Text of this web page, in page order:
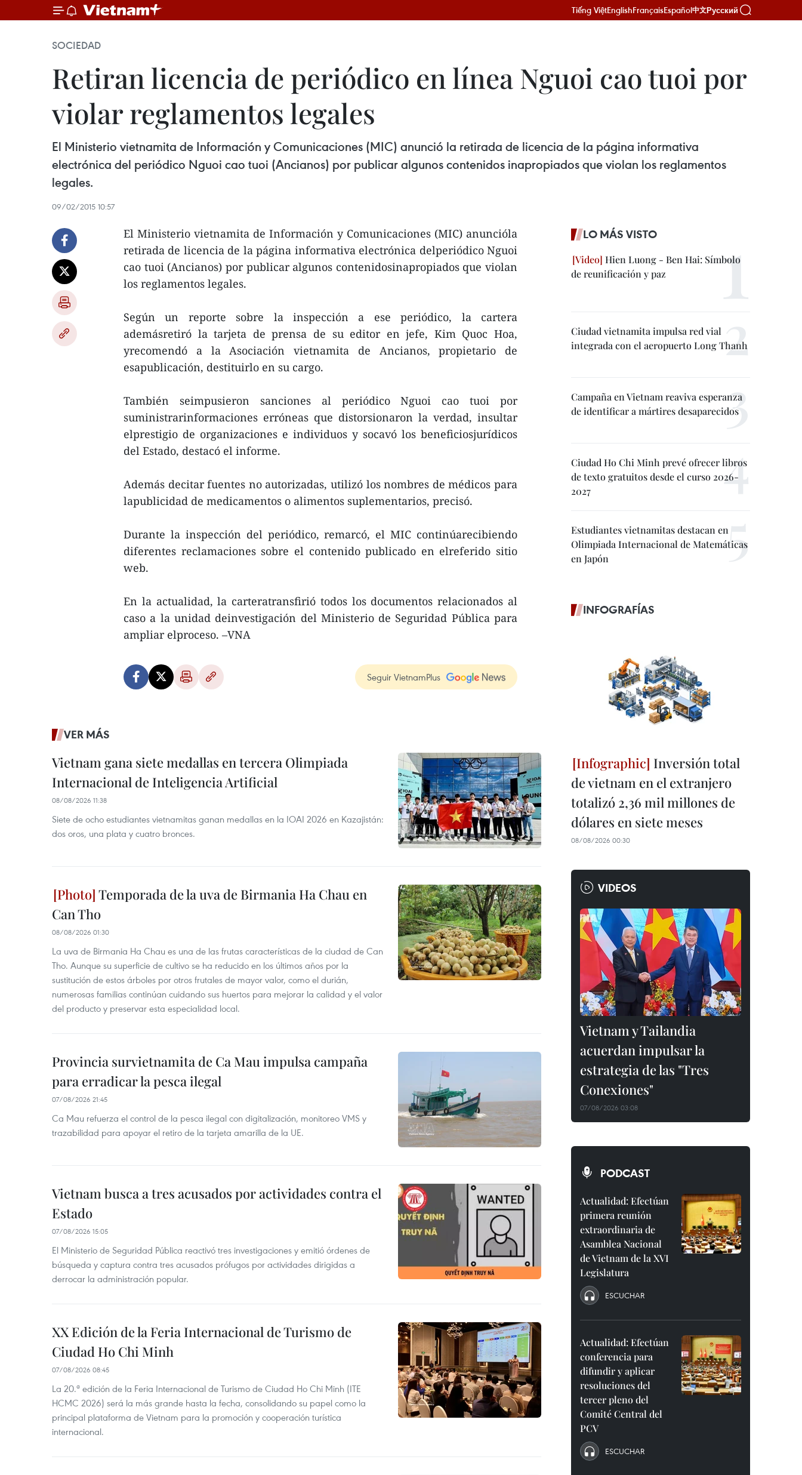
Tiếng ViệtEnglishFrançaisEspañol中文Русский
SOCIEDAD
Retiran licencia de periódico en línea Nguoi cao tuoi por
violar reglamentos legales
El Ministerio vietnamita de Información y Comunicaciones (MIC) anunció la retirada de licencia de la página informativa
electrónica del periódico Nguoi cao tuoi (Ancianos) por publicar algunos contenidos inapropiados que violan los reglamentos
legales.
09/02/2015 10:57
El Ministerio vietnamita de Información y Comunicaciones (MIC) anuncióla
retirada de licencia de la página informativa electrónica delperiódico Nguoi
cao tuoi (Ancianos) por publicar algunos contenidosinapropiados que violan
los reglamentos legales.
Según un reporte sobre la inspección a ese periódico, la cartera
ademásretiró la tarjeta de prensa de su editor en jefe, Kim Quoc Hoa,
yrecomendó a la Asociación vietnamita de Ancianos, propietario de
esapublicación, destituirlo en su cargo.
También seimpusieron sanciones al periódico Nguoi cao tuoi por
suministrarinformaciones erróneas que distorsionaron la verdad, insultar
elprestigio de organizaciones e individuos y socavó los beneficiosjurídicos
del Estado, destacó el informe.
Además decitar fuentes no autorizadas, utilizó los nombres de médicos para
lapublicidad de medicamentos o alimentos suplementarios, precisó.
Durante la inspección del periódico, remarcó, el MIC continúarecibiendo
diferentes reclamaciones sobre el contenido publicado en elreferido sitio
web.
En la actualidad, la carteratransfirió todos los documentos relacionados al
caso a la unidad deinvestigación del Ministerio de Seguridad Pública para
ampliar elproceso. –VNA
Seguir VietnamPlus
VER MÁS
Vietnam gana siete medallas en tercera Olimpiada
Internacional de Inteligencia Artificial
08/08/2026 11:38
Siete de ocho estudiantes vietnamitas ganan medallas en la IOAI 2026 en Kazajistán:
dos oros, una plata y cuatro bronces.
Temporada de la uva de Birmania Ha Chau en
Can Tho
08/08/2026 01:30
La uva de Birmania Ha Chau es una de las frutas características de la ciudad de Can
Tho. Aunque su superficie de cultivo se ha reducido en los últimos años por la
sustitución de estos árboles por otros frutales de mayor valor, como el durián,
numerosas familias continúan cuidando sus huertos para mejorar la calidad y el valor
del producto y preservar esta especialidad local.
Provincia survietnamita de Ca Mau impulsa campaña
para erradicar la pesca ilegal
07/08/2026 21:45
Ca Mau refuerza el control de la pesca ilegal con digitalización, monitoreo VMS y
trazabilidad para apoyar el retiro de la tarjeta amarilla de la UE.
Vietnam busca a tres acusados por actividades contra el
Estado
07/08/2026 15:05
El Ministerio de Seguridad Pública reactivó tres investigaciones y emitió órdenes de
búsqueda y captura contra tres acusados prófugos por actividades dirigidas a
derrocar la administración popular.
XX Edición de la Feria Internacional de Turismo de
Ciudad Ho Chi Minh
07/08/2026 08:45
La 20.ª edición de la Feria Internacional de Turismo de Ciudad Ho Chi Minh (ITE
HCMC 2026) será la más grande hasta la fecha, consolidando su papel como la
principal plataforma de Vietnam para la promoción y cooperación turística
internacional.
LO MÁS VISTO
Hien Luong - Ben Hai: Símbolo
de reunificación y paz
Ciudad vietnamita impulsa red vial
integrada con el aeropuerto Long Thanh
Campaña en Vietnam reaviva esperanza
de identificar a mártires desaparecidos
Ciudad Ho Chi Minh prevé ofrecer libros
de texto gratuitos desde el curso 2026-
2027
Estudiantes vietnamitas destacan en
Olimpiada Internacional de Matemáticas
en Japón
INFOGRAFÍAS
Inversión total
de vietnam en el extranjero
totalizó 2,36 mil millones de
dólares en siete meses
08/08/2026 00:30
VIDEOS
Vietnam y Tailandia
acuerdan impulsar la
estrategia de las "Tres
Conexiones"
07/08/2026 03:08
PODCAST
Actualidad: Efectúan
primera reunión
extraordinaria de
Asamblea Nacional
de Vietnam de la XVI
Legislatura
ESCUCHAR
Actualidad: Efectúan
conferencia para
difundir y aplicar
resoluciones del
tercer pleno del
Comité Central del
PCV
ESCUCHAR